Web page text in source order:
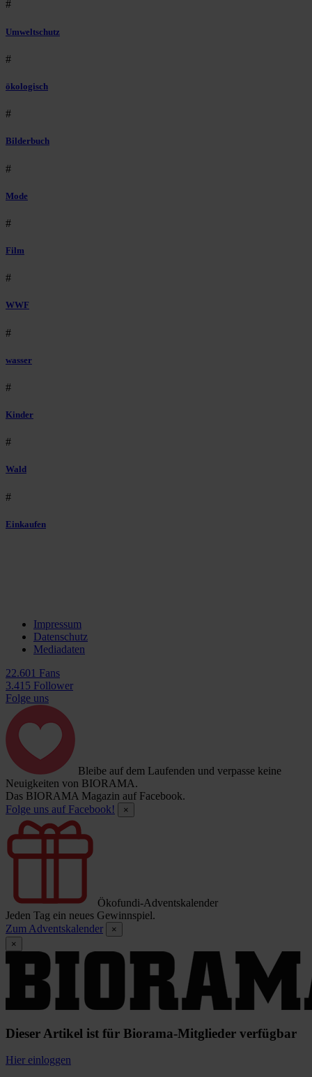
#
Umweltschutz
#
ökologisch
#
Bilderbuch
#
Mode
#
Film
#
WWF
#
wasser
#
Kinder
#
Wald
#
Einkaufen
Impressum
Datenschutz
Mediadaten
22.601 Fans
3.415 Follower
Folge uns
Bleibe auf dem Laufenden und verpasse keine
Neuigkeiten von BIORAMA.
Das BIORAMA Magazin auf Facebook.
Folge uns auf Facebook!
×
Ökofundi-Adventskalender
Jeden Tag ein neues Gewinnspiel.
Zum Adventskalender
×
×
Dieser Artikel ist für Biorama-Mitglieder verfügbar
Hier einloggen